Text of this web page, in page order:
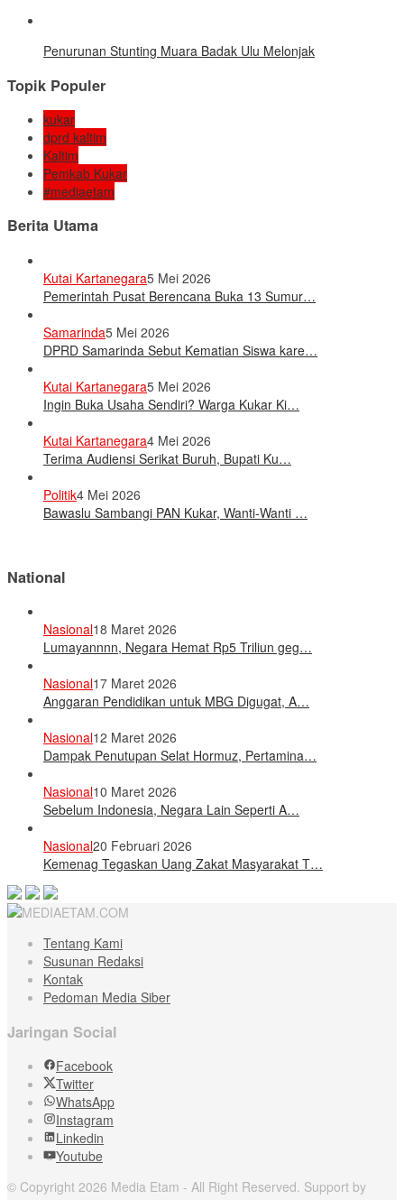
Penurunan Stunting Muara Badak Ulu Melonjak
Topik Populer
kukar
dprd kaltim
Kaltim
Pemkab Kukar
#mediaetam
Berita Utama
Kutai Kartanegara5 Mei 2026
Pemerintah Pusat Berencana Buka 13 Sumur…
Samarinda5 Mei 2026
DPRD Samarinda Sebut Kematian Siswa kare…
Kutai Kartanegara5 Mei 2026
Ingin Buka Usaha Sendiri? Warga Kukar Ki…
Kutai Kartanegara4 Mei 2026
Terima Audiensi Serikat Buruh, Bupati Ku…
Politik4 Mei 2026
Bawaslu Sambangi PAN Kukar, Wanti-Wanti …
National
Nasional18 Maret 2026
Lumayannnn, Negara Hemat Rp5 Triliun geg…
Nasional17 Maret 2026
Anggaran Pendidikan untuk MBG Digugat, A…
Nasional12 Maret 2026
Dampak Penutupan Selat Hormuz, Pertamina…
Nasional10 Maret 2026
Sebelum Indonesia, Negara Lain Seperti A…
Nasional20 Februari 2026
Kemenag Tegaskan Uang Zakat Masyarakat T…
Tentang Kami
Susunan Redaksi
Kontak
Pedoman Media Siber
Jaringan Social
Facebook
Twitter
WhatsApp
Instagram
Linkedin
Youtube
© Copyright 2026 Media Etam - All Right Reserved. Support by